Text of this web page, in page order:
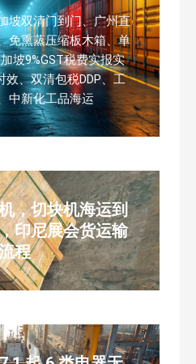
坡双清门到门、广州直
免熏蒸压缩板木箱、单
坡9%GST税费实报实
效、双清包税DDP、工
中新化工品海运
，切块机海运到
印尼展会货运输
程